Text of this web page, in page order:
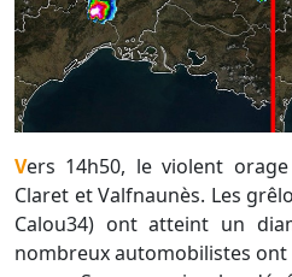
Vers 14h50, le violent orage grêligène est passé sur
Claret et Valfnaunès. Les
Calou34) ont atteint un
nombreux automobilistes